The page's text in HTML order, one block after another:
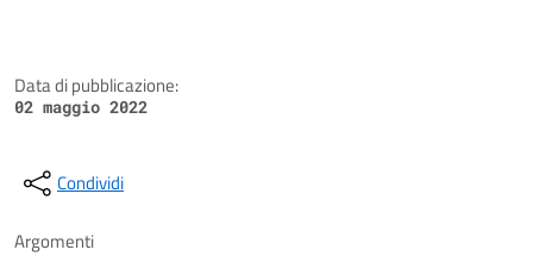
Data di pubblicazione:
02 maggio 2022
Condividi
Argomenti